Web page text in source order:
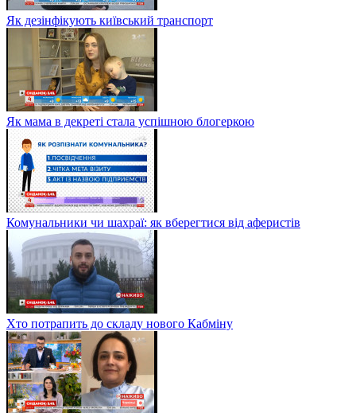
Як дезінфікують київський транспорт
Як мама в декреті стала успішною блогеркою
Комунальники чи шахраї: як вберегтися від аферистів
Хто потрапить до складу нового Кабміну